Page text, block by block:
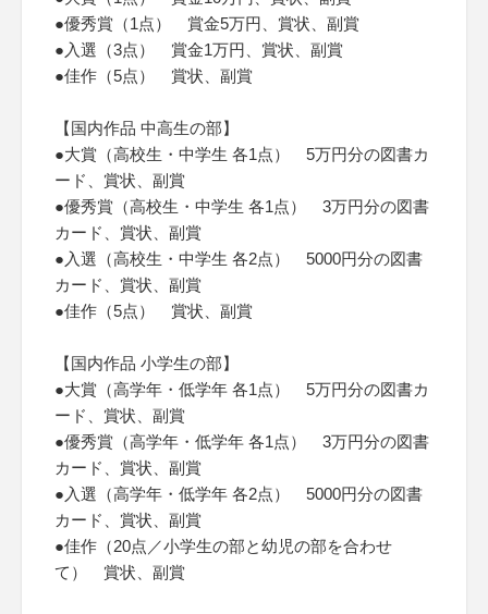
●優秀賞（1点） 賞金5万円、賞状、副賞
●入選（3点） 賞金1万円、賞状、副賞
●佳作（5点） 賞状、副賞
【国内作品 中高生の部】
●大賞（高校生・中学生 各1点） 5万円分の図書カ
ード、賞状、副賞
●優秀賞（高校生・中学生 各1点） 3万円分の図書
カード、賞状、副賞
●入選（高校生・中学生 各2点） 5000円分の図書
カード、賞状、副賞
●佳作（5点） 賞状、副賞
【国内作品 小学生の部】
●大賞（高学年・低学年 各1点） 5万円分の図書カ
ード、賞状、副賞
●優秀賞（高学年・低学年 各1点） 3万円分の図書
カード、賞状、副賞
●入選（高学年・低学年 各2点） 5000円分の図書
カード、賞状、副賞
●佳作（20点／小学生の部と幼児の部を合わせ
て） 賞状、副賞